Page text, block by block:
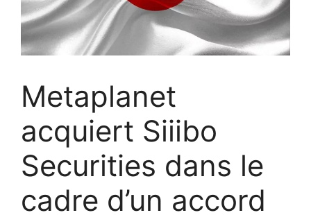
Metaplanet
acquiert Siiibo
Securities dans le
cadre d’un accord